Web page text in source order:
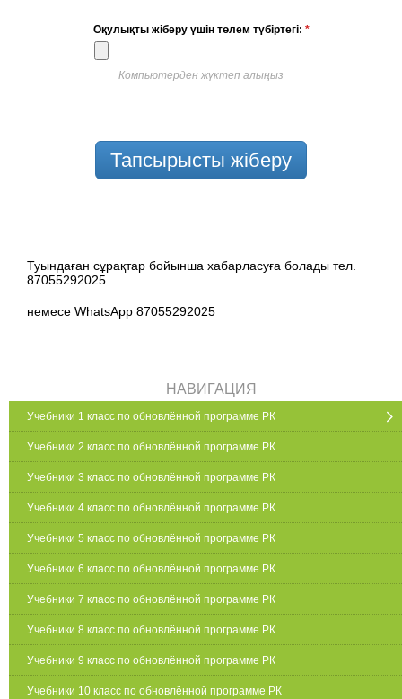
Оқулықты жіберу үшін төлем түбіртегі: *
Компьютерден жүктеп алыңыз
Тапсырысты жіберу
Туындаған сұрақтар бойынша хабарласуға болады тел.
87055292025
немесе WhatsApp 87055292025
НАВИГАЦИЯ
Учебники 1 класс по обновлённой программе РК
Учебники 2 класс по обновлённой программе РК
Учебники 3 класс по обновлённой программе РК
Учебники 4 класс по обновлённой программе РК
Учебники 5 класс по обновлённой программе РК
Учебники 6 класс по обновлённой программе РК
Учебники 7 класс по обновлённой программе РК
Учебники 8 класс по обновлённой программе РК
Учебники 9 класс по обновлённой программе РК
Учебники 10 класс по обновлённой программе РК